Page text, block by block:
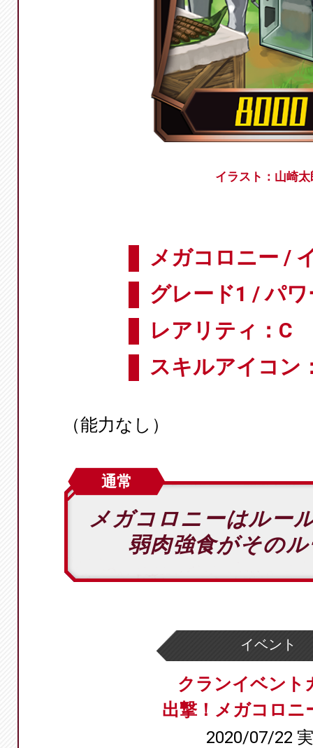
イラスト：山崎太
メガコロニー /
グレード1 / パ
レアリティ：C
スキルアイコン
（能力なし）
通常
メガコロニーはルー
弱肉強食がその
イベント
クランイベント
出撃！メガコロニ
2020/07/22